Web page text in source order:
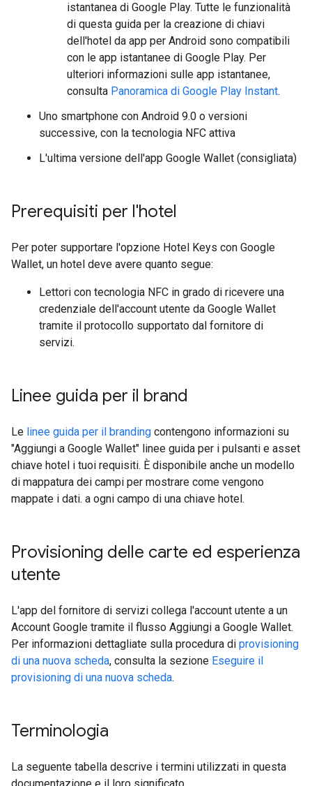
istantanea di Google Play. Tutte le funzionalità
di questa guida per la creazione di chiavi
dell'hotel da app per Android sono compatibili
con le app istantanee di Google Play. Per
ulteriori informazioni sulle app istantanee,
consulta Panoramica di Google Play Instant.
Uno smartphone con Android 9.0 o versioni
successive, con la tecnologia NFC attiva
L'ultima versione dell'app Google Wallet (consigliata)
Prerequisiti per l'hotel
Per poter supportare l'opzione Hotel Keys con Google
Wallet, un hotel deve avere quanto segue:
Lettori con tecnologia NFC in grado di ricevere una
credenziale dell'account utente da Google Wallet
tramite il protocollo supportato dal fornitore di
servizi.
Linee guida per il brand
Le linee guida per il branding contengono informazioni su
"Aggiungi a Google Wallet" linee guida per i pulsanti e asset
chiave hotel i tuoi requisiti. È disponibile anche un modello
di mappatura dei campi per mostrare come vengono
mappate i dati. a ogni campo di una chiave hotel.
Provisioning delle carte ed esperienza
utente
L'app del fornitore di servizi collega l'account utente a un
Account Google tramite il flusso Aggiungi a Google Wallet.
Per informazioni dettagliate sulla procedura di provisioning
di una nuova scheda, consulta la sezione Eseguire il
provisioning di una nuova scheda.
Terminologia
La seguente tabella descrive i termini utilizzati in questa